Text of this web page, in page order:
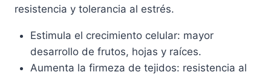
resistencia y tolerancia al estrés.
Estimula el crecimiento celular: mayor
desarrollo de frutos, hojas y raíces.
Aumenta la firmeza de tejidos: resistencia al